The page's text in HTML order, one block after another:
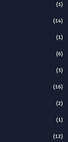
(1)
(14)
(1)
(6)
(3)
(16)
(2)
(1)
(12)